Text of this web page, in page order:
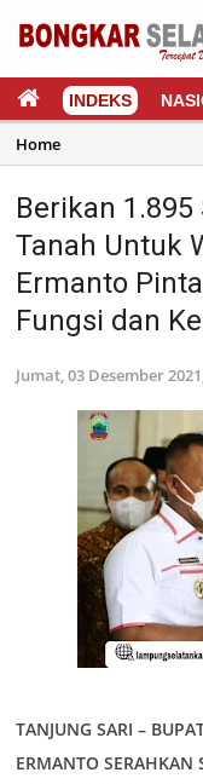
INDEKS
Home
Berikan
Tanah Untuk
Ermanto
Fungsi dan
Jumat, 03 Desember
TANJUNG SARI –
ERMANTO SERAHKAN